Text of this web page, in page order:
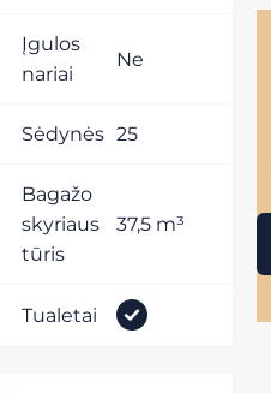
Įgulos
nariai
Ne
Sėdynės 25
Bagažo
skyriaus
tūris
37,5 m³
Tualetai